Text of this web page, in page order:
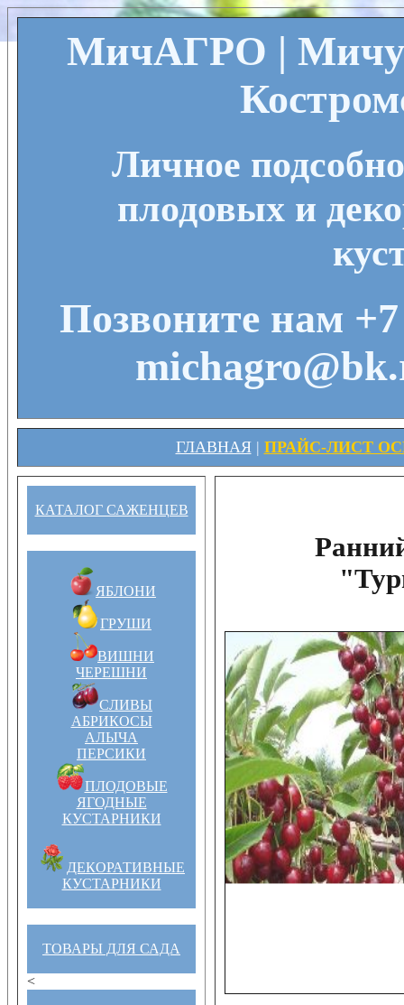
МичАГРО |
Личное
плодовых и
Позвоните нам
ГЛАВНАЯ| ПРАЙС-ЛИСТ
КАТАЛОГ САЖЕНЦЕВ
ЯБЛОНИ
ГРУШИ
ВИШНИ
ЧЕРЕШНИ
СЛИВЫ
АБРИКОСЫ
АЛЫЧА
ПЕРСИКИ
ПЛОДОВЫЕ
ЯГОДНЫЕ
КУСТАРНИКИ
ДЕКОРАТИВНЫЕ
КУСТАРНИКИ
ТОВАРЫ ДЛЯ САДА
<